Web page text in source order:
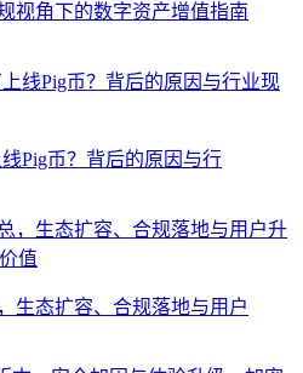
视角下的数字资产增值指南
Pig币？背后的原因与行
生态扩容、合规落地与用户